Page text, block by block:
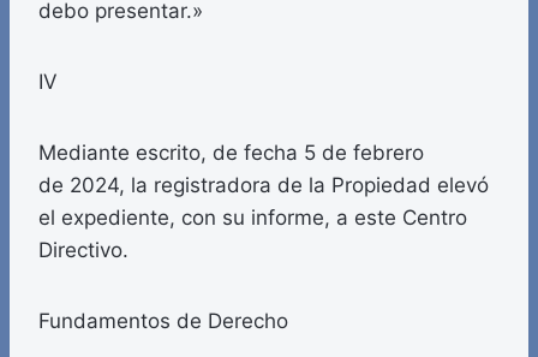
debo presentar.»
IV
Mediante escrito, de fecha 5 de febrero
de 2024, la registradora de la Propiedad elevó
el expediente, con su informe, a este Centro
Directivo.
Fundamentos de Derecho